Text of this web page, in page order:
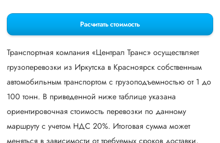
Расчитать стоимость
Транспортная компания «Централ Транс» осуществляет
грузоперевозки из Иркутска в Красноярск собственным
автомобильным транспортом с грузоподъемностью от 1 до
100 тонн. В приведенной ниже таблице указана
ориентировочная стоимость перевозки по данному
маршруту с учетом НДС 20%. Итоговая сумма может